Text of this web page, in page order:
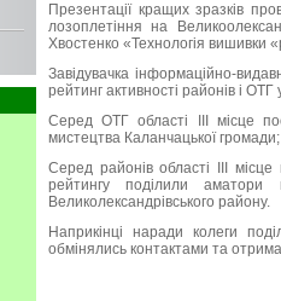
Презентації кращих зразків
лозоплетіння на
Хвостенко «Технологія вишивки
Завідувачка інформаційно-
рейтинг активності районів і
Серед ОТГ області ІІІ місце
мистецтва Каланчацької
Серед районів області ІІІ
рейтингу поділили аматори
Великолександрівського району.
Наприкінці наради колеги
обмінялись контактами та